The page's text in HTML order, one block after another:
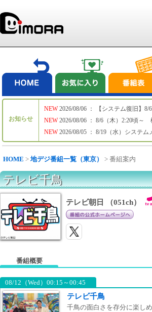
お知らせ
NEW
NEW
NEW
2026/08/06 ： 【システム復旧】
2026/08/06 ： 8/6（木）2:20頃
2026/08/05 ： 8/19（水）システム
HOME > 地デジ番組一覧（東京） > 番組案内
テレビ千鳥
テレビ朝日 （051ch）
番組概要
08/12（Wed）00:15～00:45
テレビ千鳥
千鳥の面白さを存分に楽し